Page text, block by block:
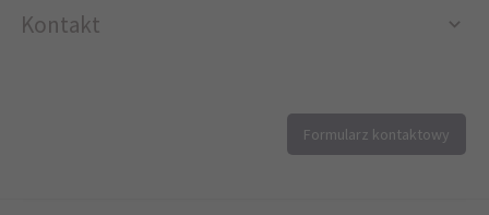
Kontakt
Formularz kontaktowy